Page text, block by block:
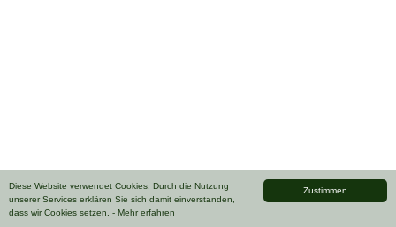
Zustimmen
Diese Website verwendet Cookies. Durch die Nutzung
unserer Services erklären Sie sich damit einverstanden,
dass wir Cookies setzen. - Mehr erfahren